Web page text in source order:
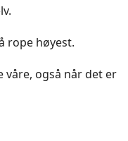
rope høyest.
våre, også når det er